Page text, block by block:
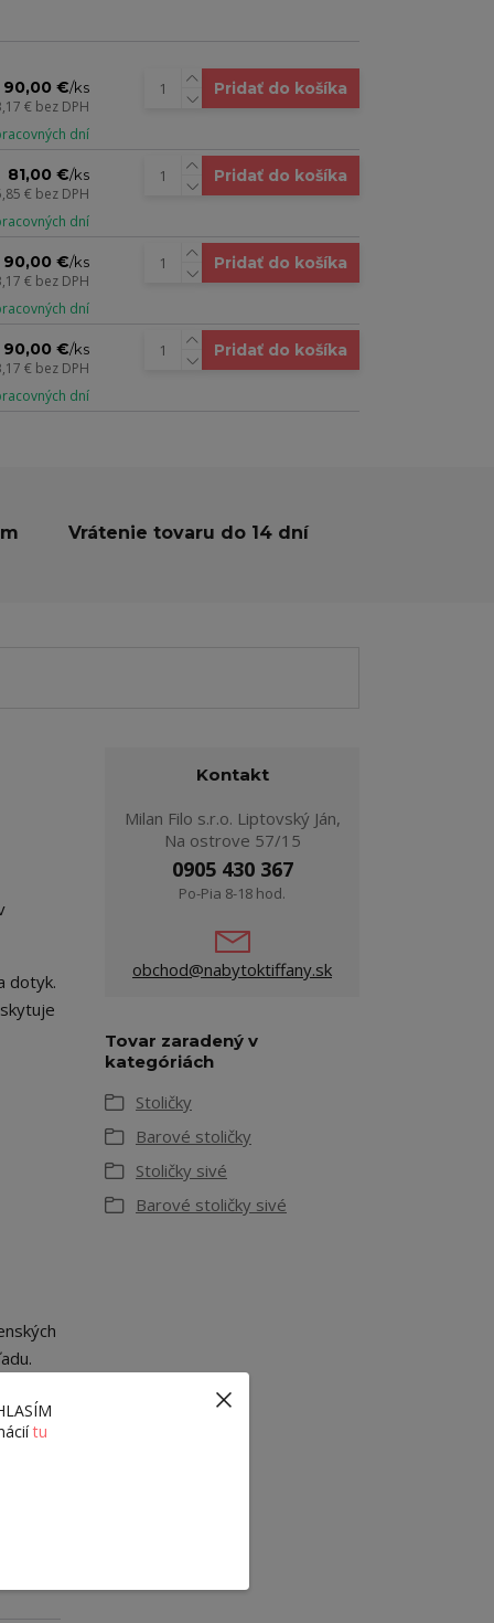
90,00 €/ks
€ bez DPH
dní
Pridať do košíka
81,00 €/ks
€ bez DPH
dní
Pridať do košíka
90,00 €/ks
€ bez DPH
dní
Pridať do košíka
90,00 €/ks
€ bez DPH
dní
Pridať do košíka
Vrátenie tovaru do 14 dní
dotyk.
Kontakt
Milan Filo s.r.o. Liptovský Ján,
Na ostrove 57/15
0905 430 367
Po-Pia 8-18 hod.
obchod@nabytoktiffany.sk
Tovar zaradený v
kategóriách
Stoličky
Barové stoličky
Stoličky sivé
Barové stoličky sivé
tu